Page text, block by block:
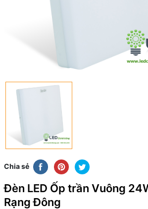
Chia sẻ
Đèn LED Ốp trần Vuông
Rạng Đông